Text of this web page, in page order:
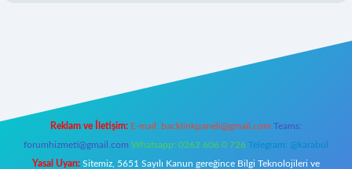
Reklam ve İletişim: E-mail: backlinkpaneli@gmail.com Teams:
forumhizmeti@gmail.com Whatsapp: 0262 606 0 726 Telegram: @karabul
Yasal Uyarı: Sitemiz, 5651 Sayılı Kanun gereğince Bilgi Teknolojileri ve